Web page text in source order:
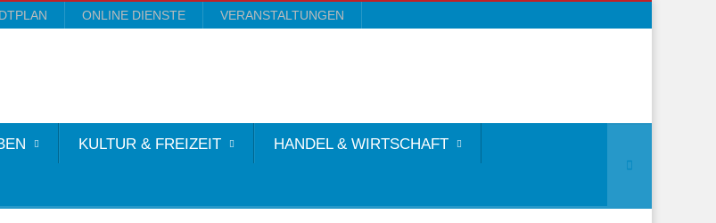
ONLINE DIENSTE VERANSTALTUNGEN
KULTUR & FREIZEIT HANDEL & WIRTSCHAFT